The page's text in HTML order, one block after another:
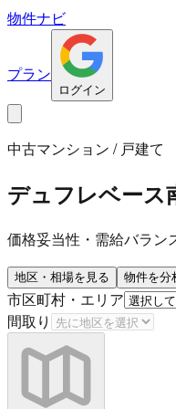
物件ナビ
プラン
ログイン
中古マンション / 戸建て
デュフレベース
価格妥当性・需給バラン
地区・相場を見る 物件を分
市区町村・エリア
間取り